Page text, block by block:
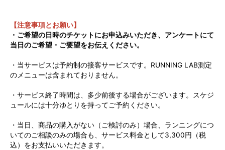
【注意事項とお願い】
・ご希望の日時のチケットにお申込みいただき、アンケートにて
当日のご希望・ご要望をお伝えください。
・当サービスは予約制の接客サービスです。RUNNING LAB測定
のメニューは含まれておりません。
・サービス終了時間は、多少前後する場合がございます。スケジ
ュールには十分ゆとりを持ってご予約ください。
・当日、商品の購入がない（ご検討のみ）場合、ランニングにつ
いてのご相談のみの場合も、サービス料金として3,300円（税
込）をお支払いいただきます。